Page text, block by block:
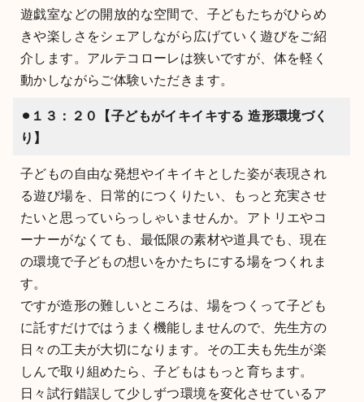
遊戯室などの開放的な空間で、子どもたちがひらめ
きや楽しさをシェアしながら広げていく遊びをご紹
介します。アルテコローレは狭いですが、体を軽く
動かしながらご体験いただきます。
⚫︎１３：２０【子どもがイキイキする 造形環境づく
り】
子どもの自由な発想やイキイキとした姿が表現され
る遊び場を、日常的につくりたい、もっと充実させ
たいと思っていらっしゃいませんか。アトリエやコ
ーナーがなくても、最低限の素材や道具でも、現在
の環境で子どもの想いをかたちにする場をつくれま
す。
ですが造形の難しいところは、場をつくって子ども
に託すだけではうまく機能しませんので、先生方の
日々の工夫が大切になります。その工夫も先生が楽
しんで取り組めたら、子どもはもっと育ちます。
日々試行錯誤して少しずつ環境を変化させているア